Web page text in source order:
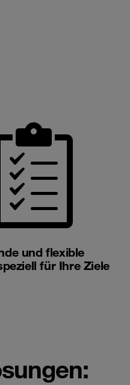
und flexible
für Ihre Ziele